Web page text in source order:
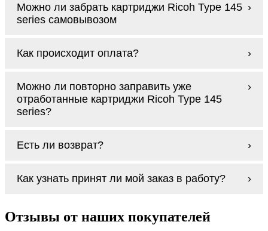
Можно ли забрать картриджи Ricoh Type 145
series самовывозом
доставим заказ и сделаем это бесплатно
доставляем Вам картриджи Ricoh Type 145
series
Как происходит оплата?
series наличными курьеру при получении
заказа.
Можно ли повторно заправить уже
отработанные картриджи Ricoh Type 145
series?
процесс проще, в случае с оригиналами
В любом случае вы можете заправить
картриджи Ricoh Type 145 series. У нас
любых моделей принтеров.
Есть ли возврат?
какой-то причине вам не подошли, мы при
Как узнать принят ли мой заказ в работу?
Ricoh Type 145 series на указанную вами
электронную почту придёт письмо с копией
Отзывы от наших покупателей